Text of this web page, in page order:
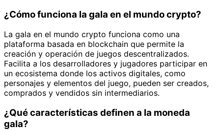
¿Cómo funciona la gala en el mundo crypto?
La gala en el mundo crypto funciona como una
plataforma basada en blockchain que permite la
creación y operación de juegos descentralizados.
Facilita a los desarrolladores y jugadores participar en
un ecosistema donde los activos digitales, como
personajes y elementos del juego, pueden ser creados,
comprados y vendidos sin intermediarios.
¿Qué características definen a la moneda
gala?